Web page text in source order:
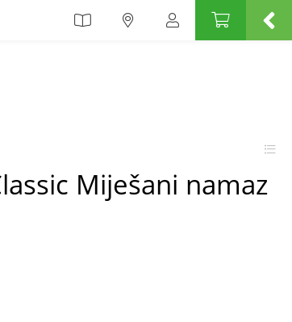
Miješani namaz